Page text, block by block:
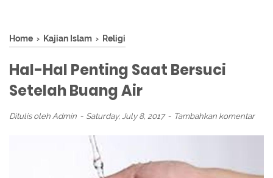
Home › Kajian Islam › Religi
Hal-Hal Penting Saat Bersuci
Setelah Buang Air
Ditulis oleh Admin Saturday, July 8, 2017 Tambahkan komentar